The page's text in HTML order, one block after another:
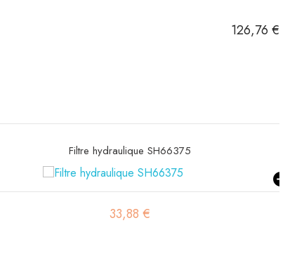
126,76 €
Filtre hydraulique SH66375
33,88 €